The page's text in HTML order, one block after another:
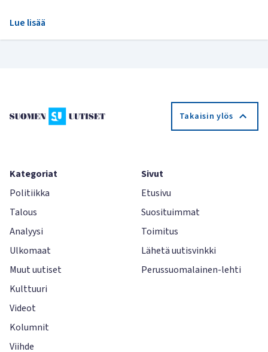
Lue lisää
Takaisin ylös
Kategoriat
Politiikka
Talous
Analyysi
Ulkomaat
Muut uutiset
Kulttuuri
Videot
Kolumnit
Viihde
Sivut
Etusivu
Suosituimmat
Toimitus
Lähetä uutisvinkki
Perussuomalainen-lehti